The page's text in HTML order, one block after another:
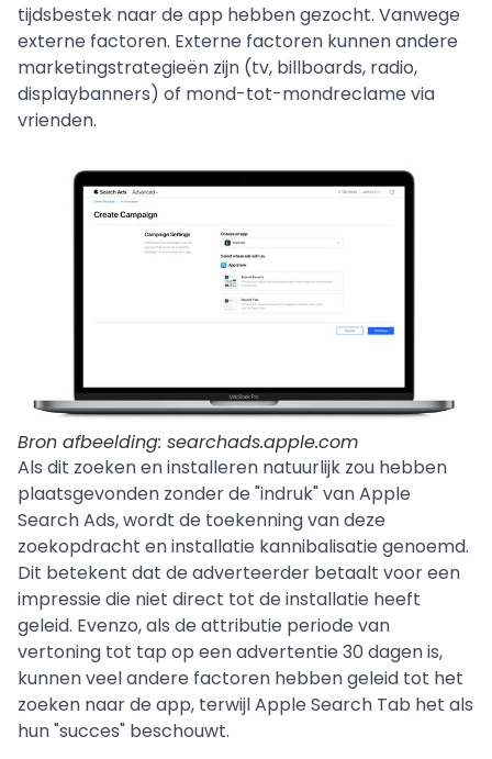
tijdsbestek naar de app hebben gezocht. Vanwege
externe factoren. Externe factoren kunnen andere
marketingstrategieën zijn (tv, billboards, radio,
displaybanners) of mond-tot-mondreclame via
vrienden.
Bron afbeelding: searchads.apple.com
Als dit zoeken en installeren natuurlijk zou hebben
plaatsgevonden zonder de "indruk" van Apple
Search Ads, wordt de toekenning van deze
zoekopdracht en installatie kannibalisatie genoemd.
Dit betekent dat de adverteerder betaalt voor een
impressie die niet direct tot de installatie heeft
geleid. Evenzo, als de attributie periode van
vertoning tot tap op een advertentie 30 dagen is,
kunnen veel andere factoren hebben geleid tot het
zoeken naar de app, terwijl Apple Search Tab het als
hun "succes" beschouwt.